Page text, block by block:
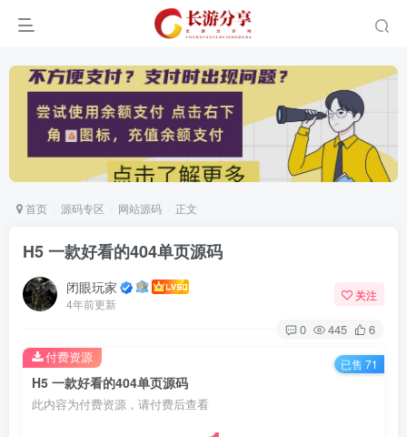
首页 源码专区 网站源码 正文
H5 一款好看的404单页源码
闭眼玩家
4年前更新
关注
0 445 6
H5 一款好看的404单页源码
此内容为付费资源，请付费后查看
付费资源 已售 71